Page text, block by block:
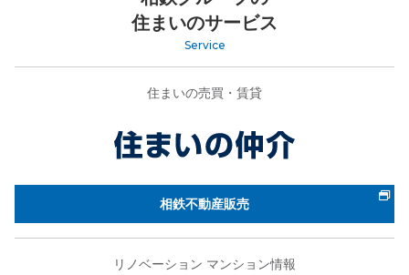
住まいのサービス
Service
住まいの売買・賃貸
相鉄不動産販売
リノベーション マンション情報